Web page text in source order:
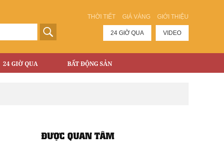
THỜI TIẾT GIÁ VÀNG GIỚI THIỆU
24 GIỜ QUA VIDEO
24 GIỜ QUA BẤT ĐỘNG SẢN
ĐƯỢC QUAN TÂM